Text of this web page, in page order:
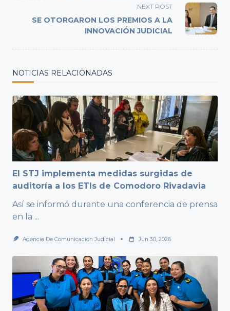
reader-
text">Page</span>
NEXT POST
SE OTORGARON LOS PREMIOS A LA
INNOVACIÓN JUDICIAL
NOTICIAS RELACIONADAS
El STJ implementa medidas surgidas de
auditoría a los ETIs de Comodoro Rivadavia
Así se informó durante una conferencia de prensa
en la ...
Agencia De Comunicación Judicial Jun 30, 2026